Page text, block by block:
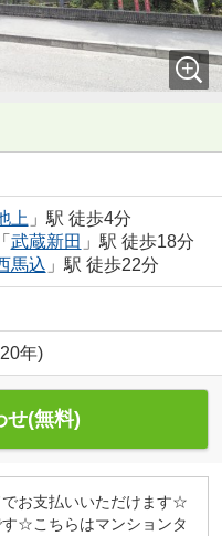
上 」駅 徒歩4分
「 武蔵新田 」駅 徒歩18分
馬込 」駅 徒歩22分
年)
せ(無料)
お支払いいただけます☆
☆こちらはマンションタ